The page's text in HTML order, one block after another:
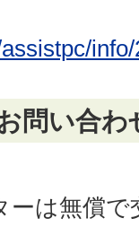
問い合わ
ーは無償